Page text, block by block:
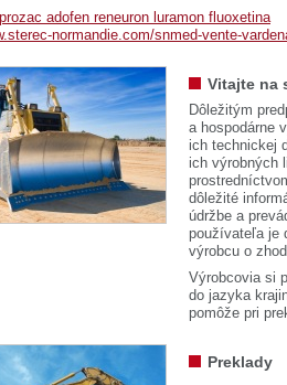
adofen reneuron luramon fluoxetina
normandie.com/snmed-vente-
Vitajte na
Dôležitým
a hospodárne
ich technickej
ich výrobných
dôležité
údržbe a
používateľa je
výrobcu o
Výrobcovia si
do jazyka
pomôže pri
Preklady